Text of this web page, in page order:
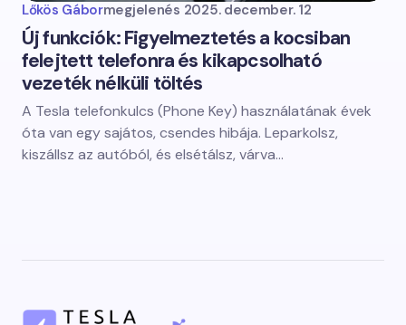
Lőkös Gábormegjelenés 2025. december. 12
Új funkciók: Figyelmeztetés a kocsiban
felejtett telefonra és kikapcsolható
vezeték nélküli töltés
A Tesla telefonkulcs (Phone Key) használatának évek
óta van egy sajátos, csendes hibája. Leparkolsz,
kiszállsz az autóból, és elsétálsz, várva…